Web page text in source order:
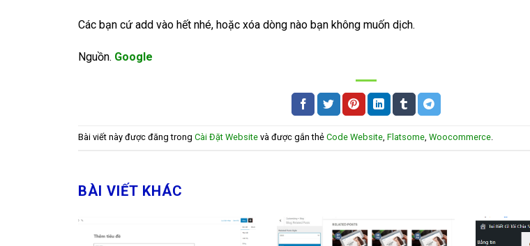
Các bạn cứ add vào hết nhé, hoặc xóa dòng nào bạn không muốn dịch.
Nguồn. Google
Bài viết này được đăng trong Cài Đặt Website và được gắn thẻ Code Website Flatsome Woocommerce
BÀI VIẾT KHÁC